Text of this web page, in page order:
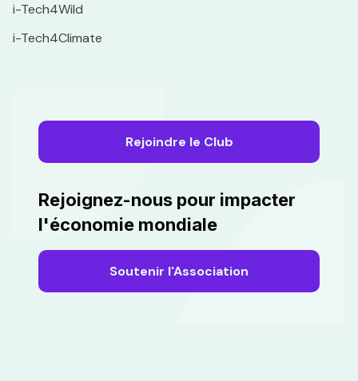
i-Tech4Wild
i-Tech4Climate
Rejoindre le Club
Rejoignez-nous pour impacter
l'économie mondiale
Soutenir l'Association